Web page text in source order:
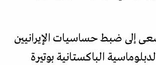
إلى ضبط حساسيات الإيرانيين
الباكستانية بوتيرة